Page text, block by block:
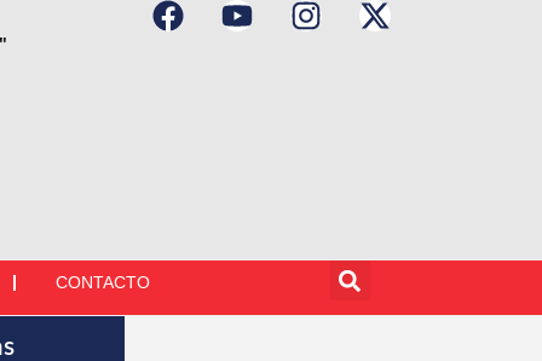
CONTACTO